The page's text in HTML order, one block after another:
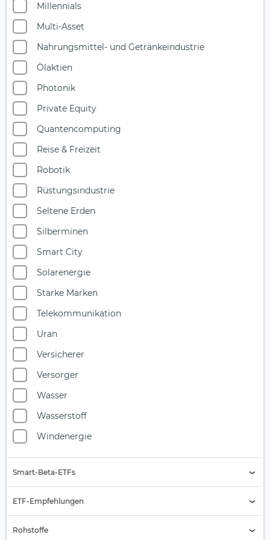
Millennials
Multi-Asset
Nahrungsmittel- und Getränkeindustrie
Ölaktien
Photonik
Private Equity
Quantencomputing
Reise & Freizeit
Robotik
Rüstungsindustrie
Seltene Erden
Silberminen
Smart City
Solarenergie
Starke Marken
Telekommunikation
Uran
Versicherer
Versorger
Wasser
Wasserstoff
Windenergie
Smart-Beta-ETFs
Equal Weight
Growth
ETF-Empfehlungen
Rohstoffe